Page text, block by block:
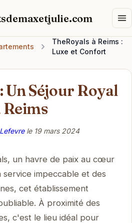
TheRoyals à Reims :
Luxe et Confort
Un Séjour Royal
Reims
le 19 mars 2024
un havre de paix au cœur
service impeccable et des
cet établissement
À proximité des
c'est le lieu idéal pour